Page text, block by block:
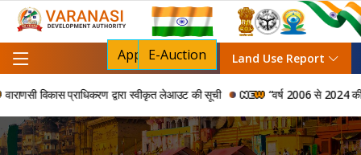
Apply For NOC
E-Auction Land Use Report
विकास प्राधिकरण द्वारा स्वीकृत लेआउट की सूची “वर्ष 2006 से 2024 की